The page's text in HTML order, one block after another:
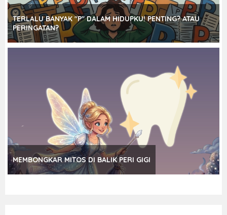
TERLALU BANYAK "P" DALAM HIDUPKU! PENTING? ATAU
PERINGATAN?
MEMBONGKAR MITOS DI BALIK PERI GIGI